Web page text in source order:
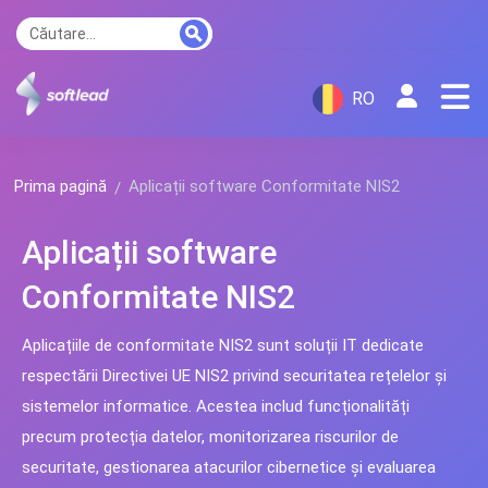
RO
Prima pagină Aplicații software Conformitate NIS2
Aplicații software
Conformitate NIS2
Aplicațiile de conformitate NIS2 sunt soluții IT dedicate
respectării Directivei UE NIS2 privind securitatea rețelelor și
sistemelor informatice. Acestea includ funcționalități
precum protecția datelor, monitorizarea riscurilor de
securitate, gestionarea atacurilor cibernetice și evaluarea